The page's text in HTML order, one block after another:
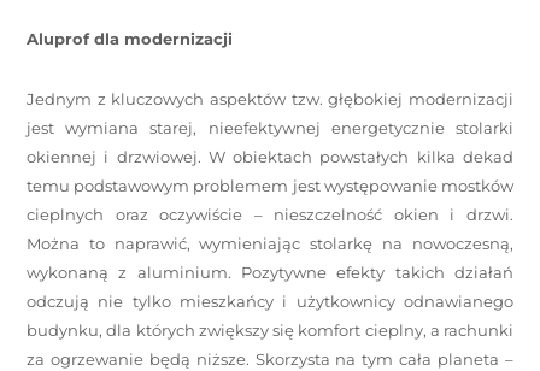
Aluprof dla modernizacji
Jednym z kluczowych aspektów tzw. głębokiej modernizacji
jest wymiana starej, nieefektywnej energetycznie stolarki
okiennej i drzwiowej. W obiektach powstałych kilka dekad
temu podstawowym problemem jest występowanie mostków
cieplnych oraz oczywiście – nieszczelność okien i drzwi.
Można to naprawić, wymieniając stolarkę na nowoczesną,
wykonaną z aluminium. Pozytywne efekty takich działań
odczują nie tylko mieszkańcy i użytkownicy odnawianego
budynku, dla których zwiększy się komfort cieplny, a rachunki
za ogrzewanie będą niższe. Skorzysta na tym cała planeta –